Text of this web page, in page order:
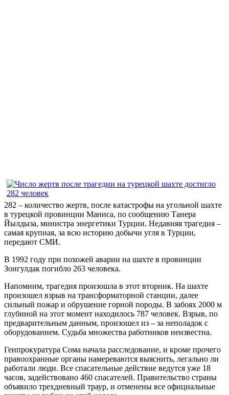
282 – количество жертв, после катастрофы на угольной шахте
в турецкой провинции Маниса, по сообщению Танера
Йылдыза, министра энергетики Турции. Недавняя трагедия –
самая крупная, за всю историю добычи угля в Турции,
передают СМИ.
В 1992 году при похожей аварии на шахте в провинции
Зонгулдак погибло 263 человека.
Напомним, трагедия произошла в этот вторник. На шахте
произошел взрыв на трансформаторной станции, далее
сильный пожар и обрушение горной породы. В забоях 2000 м
глубиной на этот момент находилось 787 человек. Взрыв, по
предварительным данным, произошел из – за неполадок с
оборудованием. Судьба множества работников неизвестна.
Генпрокуратура Сома начала расследование, и кроме прочего
правоохранные органы намереваются выяснить, легально ли
работали люди. Все спасательные действие ведутся уже 18
часов, задействовано 460 спасателей. Правительство страны
объявило трехдневный траур, и отменены все официальные